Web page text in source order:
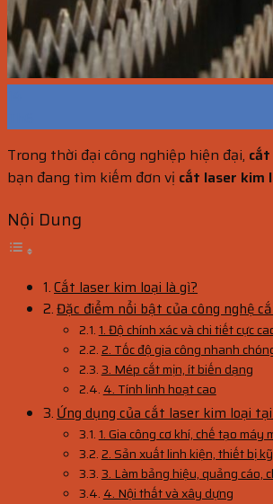
Trong thời đại công nghiệp hiện đại,
bạn đang tìm kiếm đơn vị cắt laser kim
Nội Dung
Cắt laser kim loại là gì?
Đặc điểm nổi bật của công nghệ
1. Độ chính xác và chi tiết cực
2. Tốc độ gia công nhanh
3. Mép cắt mịn, ít biến dạng
4. Tính linh hoạt cao
Ứng dụng của cắt laser kim loại
1. Gia công cơ khí, chế tạo máy
2. Sản xuất linh kiện, thiết bị
3. Làm bảng hiệu, quảng cáo,
4. Nội thất và xây dựng